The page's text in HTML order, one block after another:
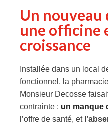
Un nouveau
une officine
croissance
Installée dans un local
fonctionnel, la
Monsieur Decosse
contrainte : un manque
l’offre de santé, et